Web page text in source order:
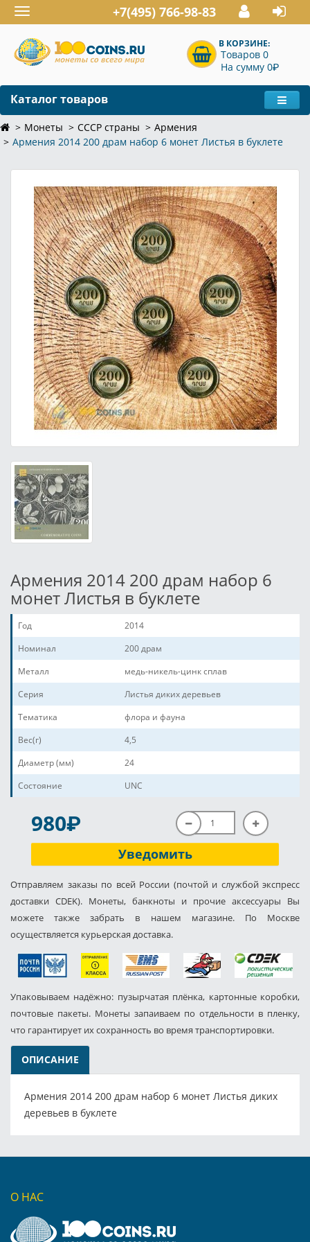
Toggle
navigation
+7(495) 766-98-83
В КОРЗИНЕ:
Товаров 0
На сумму 0P
Каталог товаров
Монеты СССР страны
Армения
Армения 2014 200 драм набор 6 монет Листья в буклете
Армения 2014 200 драм набор 6
монет Листья в буклете
Год
2014
Номинал
200 драм
Металл
медь-никель-цинк сплав
Серия
Листья диких деревьев
Тематика
флора и фауна
Вес(г)
4,5
Диаметр (мм)
24
Состояние
UNC
980P
Уведомить
Отправляем заказы по всей России (почтой и службой экспресс
доставки CDEK). Монеты, банкноты и прочие аксессуары Вы
можете также забрать в нашем магазине. По Москве
осуществляется курьерская доставка.
Упаковываем надёжно: пузырчатая плёнка, картонные коробки,
почтовые пакеты. Монеты запаиваем по отдельности в пленку,
что гарантирует их сохранность во время транспортировки.
ОПИСАНИЕ
Армения 2014 200 драм набор 6 монет Листья диких
деревьев в буклете
О НАС